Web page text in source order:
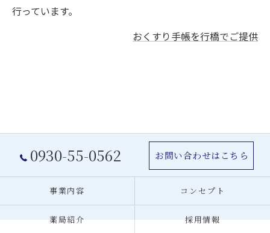
行っています。
おくすり手帳を行橋でご提供
0930-55-0562 お問い合わせはこちら
事業内容 コンセプト
薬局紹介 採用情報